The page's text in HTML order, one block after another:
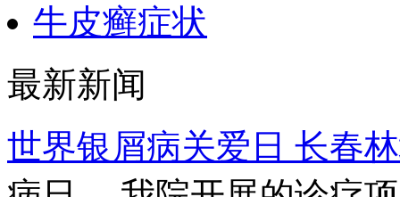
牛皮癣症状
最新新闻
世界银屑病关爱日 长春